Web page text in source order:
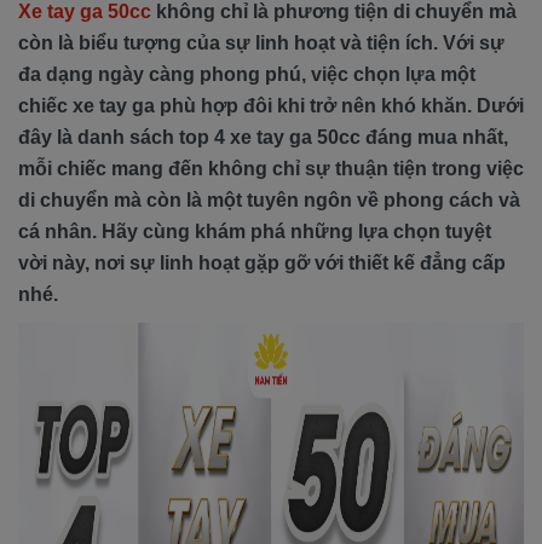
Xe tay ga 50cc không chỉ là phương tiện di chuyển mà
còn là biểu tượng của sự linh hoạt và tiện ích. Với sự
đa dạng ngày càng phong phú, việc chọn lựa một
chiếc xe tay ga phù hợp đôi khi trở nên khó khăn. Dưới
đây là danh sách top 4 xe tay ga 50cc đáng mua nhất,
mỗi chiếc mang đến không chỉ sự thuận tiện trong việc
di chuyển mà còn là một tuyên ngôn về phong cách và
cá nhân. Hãy cùng khám phá những lựa chọn tuyệt
vời này, nơi sự linh hoạt gặp gỡ với thiết kế đẳng cấp
nhé.